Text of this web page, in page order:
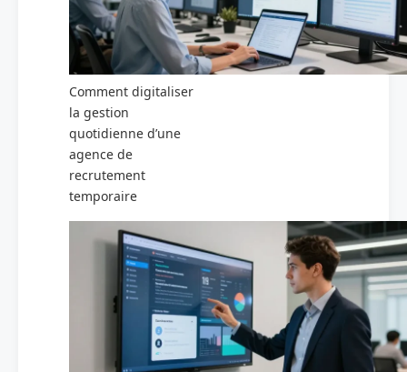
Comment digitaliser
la gestion
quotidienne d’une
agence de
recrutement
temporaire